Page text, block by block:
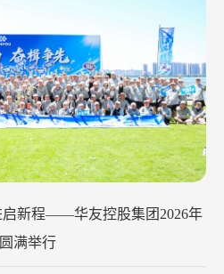
2026年中工作会议在苏州召开